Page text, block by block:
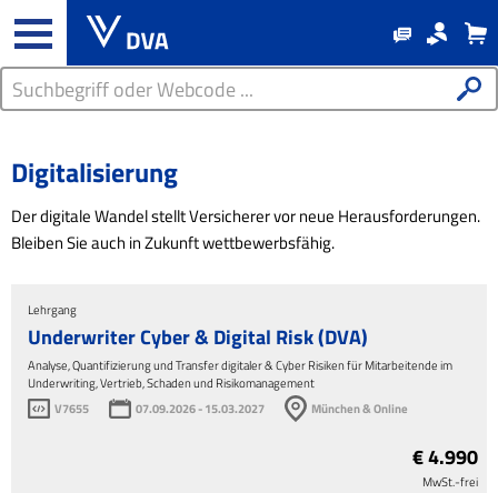
Digitalisierung
Der digitale Wandel stellt Versicherer vor neue Herausforderungen.
Bleiben Sie auch in Zukunft wettbewerbsfähig.
Lehrgang
Underwriter Cyber & Digital Risk (DVA)
Analyse, Quantifizierung und Transfer digitaler & Cyber Risiken für Mitarbeitende im
Underwriting, Vertrieb, Schaden und Risikomanagement
V7655
07.09.2026 - 15.03.2027 München & Online
€ 4.990
MwSt.-frei